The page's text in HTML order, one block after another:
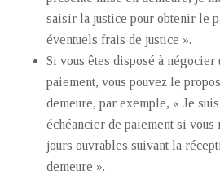
saisir la justice pour obtenir le
éventuels frais de justice ».
Si vous êtes disposé à négocier
paiement, vous pouvez le
demeure, par exemple, « Je
échéancier de paiement si vous
jours ouvrables suivant la
demeure ».